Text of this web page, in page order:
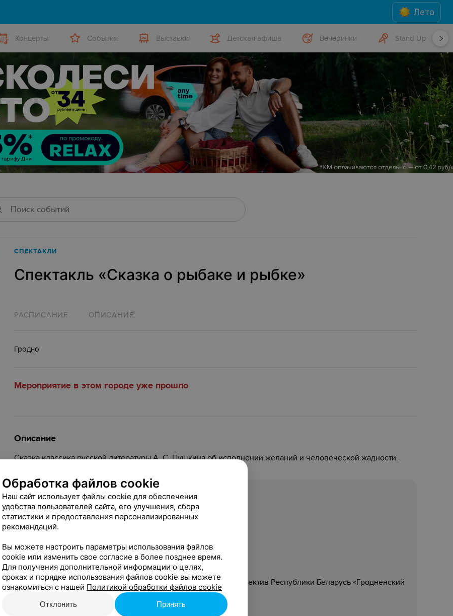
Лето
Концерты События Выставки Детская афиша Вечеринки Stand Up
СПЕКТАКЛИ
Спектакль «Сказка о рыбаке и рыбке»
РАСПИСАНИЕ ОПИСАНИЕ
Гродно
Мероприятие в этом городе уже прошло
Описание
Сказка классика русской литературы А. С. Пушкина об исполнении желаний и человеческой жадности.
Длительность: 40 мин
Стоимость билетов:
15,00 руб.
Возрастное ограничение: 6+
Организатор:
Государственное учреждение культуры «Заслуженный коллектив Республики Беларусь «Гродненский
УНП 500059739
Обработка файлов cookie
Наш сайт использует файлы cookie для обеспечения
удобства пользователей сайта, его улучшения, сбора
статистики и предоставления персонализированных
рекомендаций.
Вы можете настроить параметры использования файлов
cookie или изменить свое согласие в более позднее время.
Для получения дополнительной информации о целях,
сроках и порядке использования файлов cookie вы можете
ознакомиться с нашей Политикой обработки файлов cookie
Отклонить Принять